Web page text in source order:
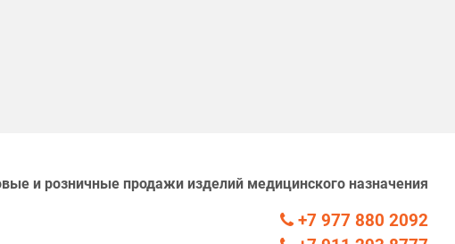
и розничные продажи изделий медицинского назначения
+7 977 880 2092